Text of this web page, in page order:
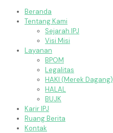
Beranda
Tentang Kami
Sejarah IPJ
Visi Misi
Layanan
BPOM
Legalitas
HAKI (Merek Dagang)
HALAL
BUJK
Karir IPJ
Ruang Berita
Kontak